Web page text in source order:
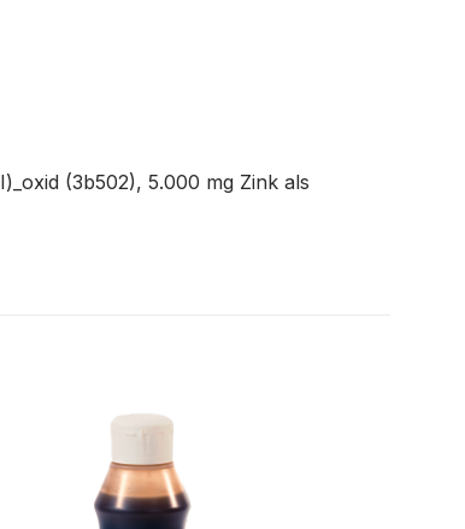
(3b502), 5.000 mg Zink als